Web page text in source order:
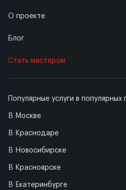
Популярные услуги в популярных
В Москве
В Краснодаре
В Новосибирске
В Красноярске
В Екатеринбурге
О проекте
Блог
Стать мастером